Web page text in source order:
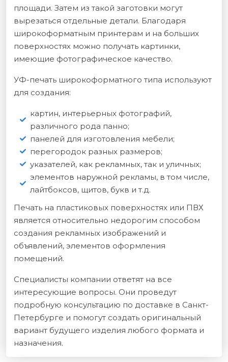
площади. Затем из такой заготовки могут
вырезаться отдельные детали. Благодаря
широкоформатным принтерам и на больших
поверхностях можно получать картинки,
имеющие фотографическое качество.
УФ-печать широкоформатного типа используют
для создания:
картин, интерьерных фотографий,
различного рода панно;
панелей для изготовления мебели;
перегородок разных размеров;
указателей, как рекламных, так и уличных;
элементов наружной рекламы, в том числе,
лайтбоксов, щитов, букв и т.д.
Печать на пластиковых поверхностях или ПВХ
является относительно недорогим способом
создания рекламных изображений и
объявлений, элементов оформления
помещений.
Специалисты компании ответят на все
интересующие вопросы. Они проведут
подробную консультацию по доставке в Санкт-
Петербурге и помогут создать оригинальный
вариант будущего изделия любого формата и
назначения.